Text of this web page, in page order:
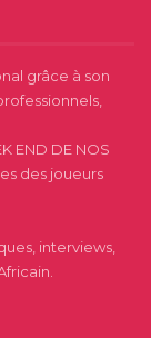
grâce à son
END DE NOS
des joueurs
interviews,